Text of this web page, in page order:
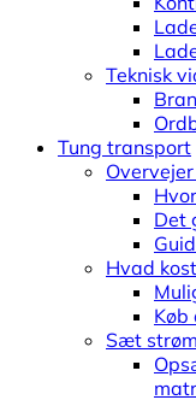
Teknisk
Tung transport
Det
Hvad
Køb
Sæt